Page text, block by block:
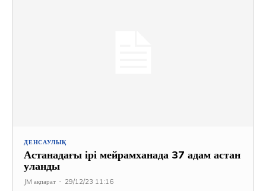
ДЕНСАУЛЫҚ
Астанадағы ірі мейрамханада 37 адам астан
уланды
JM ақпарат - 29/12/23 11:16